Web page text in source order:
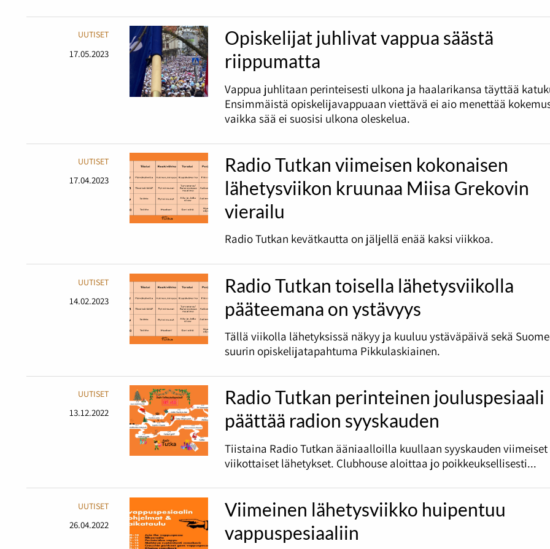
UUTISET
17.05.2023
Opiskelijat juhlivat vappua säästä
riippumatta
Vappua juhlitaan perinteisesti ulkona ja haalarikansa täyttää
Ensimmäistä opiskelijavappuaan viettävä ei aio menettää
vaikka sää ei suosisi ulkona oleskelua.
UUTISET
17.04.2023
Radio Tutkan viimeisen kokonaisen
lähetysviikon kruunaa Miisa Grekovin
vierailu
Radio Tutkan kevätkautta on jäljellä enää kaksi viikkoa.
UUTISET
14.02.2023
Radio Tutkan toisella lähetysviikolla
pääteemana on ystävyys
Tällä viikolla lähetyksissä näkyy ja kuuluu ystäväpäivä sekä
suurin opiskelijatapahtuma Pikkulaskiainen.
UUTISET
13.12.2022
Radio Tutkan perinteinen jouluspesiaali
päättää radion syyskauden
Tiistaina Radio Tutkan ääniaalloilla kuullaan syyskauden viimeiset
viikottaiset lähetykset. Clubhouse aloittaa jo poikkeuksellisesti...
UUTISET
26.04.2022
Viimeinen lähetysviikko huipentuu
vappuspesiaaliin